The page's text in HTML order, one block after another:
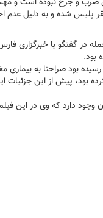
شده و به دلیل عدم
در گفتگو با خبرگزاری
بود صراحتا به بیماری
بود، پیش از این جزئیات
وجود دارد که وی در این